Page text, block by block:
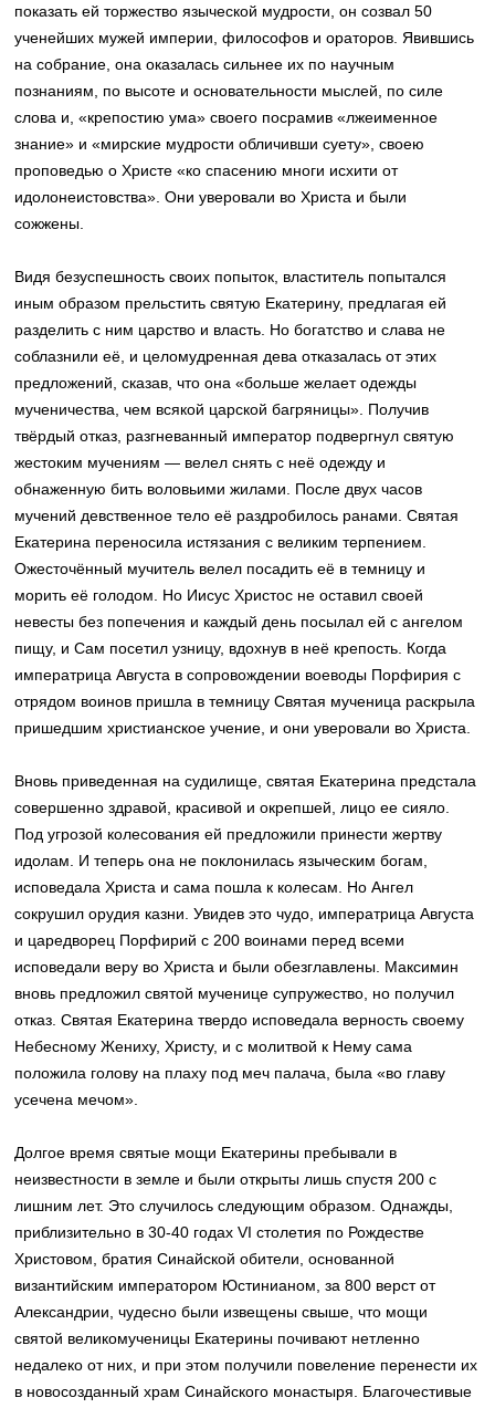
показать ей торжество языческой мудрости, он созвал 50
ученейших мужей империи, философов и ораторов. Явившись
на собрание, она оказалась сильнее их по научным
познаниям, по высоте и основательности мыслей, по силе
слова и, «крепостию ума» своего посрамив «лжеименное
знание» и «мирские мудрости обличивши суету», своею
проповедью о Христе «ко спасению многи исхити от
идолонеистовства». Они уверовали во Христа и были
сожжены.
Видя безуспешность своих попыток, властитель попытался
иным образом прельстить святую Екатерину, предлагая ей
разделить с ним царство и власть. Но богатство и слава не
соблазнили её, и целомудренная дева отказалась от этих
предложений, сказав, что она «больше желает одежды
мученичества, чем всякой царской багряницы». Получив
твёрдый отказ, разгневанный император подвергнул святую
жестоким мучениям — велел снять с неё одежду и
обнаженную бить воловьими жилами. После двух часов
мучений девственное тело её раздробилось ранами. Святая
Екатерина переносила истязания с великим терпением.
Ожесточённый мучитель велел посадить её в темницу и
морить её голодом. Но Иисус Христос не оставил своей
невесты без попечения и каждый день посылал ей с ангелом
пищу, и Сам посетил узницу, вдохнув в неё крепость. Когда
императрица Августа в сопровождении воеводы Порфирия с
отрядом воинов пришла в темницу Святая мученица раскрыла
пришедшим христианское учение, и они уверовали во Христа.
Вновь приведенная на судилище, святая Екатерина предстала
совершенно здравой, красивой и окрепшей, лицо ее сияло.
Под угрозой колесования ей предложили принести жертву
идолам. И теперь она не поклонилась языческим богам,
исповедала Христа и сама пошла к колесам. Но Ангел
сокрушил орудия казни. Увидев это чудо, императрица Августа
и царедворец Порфирий с 200 воинами перед всеми
исповедали веру во Христа и были обезглавлены. Максимин
вновь предложил святой мученице супружество, но получил
отказ. Святая Екатерина твердо исповедала верность своему
Небесному Жениху, Христу, и с молитвой к Нему сама
положила голову на плаху под меч палача, была «во главу
усечена мечом».
Долгое время святые мощи Екатерины пребывали в
неизвестности в земле и были открыты лишь спустя 200 с
лишним лет. Это случилось следующим образом. Однажды,
приблизительно в 30-40 годах VI столетия по Рождестве
Христовом, братия Синайской обители, основанной
византийским императором Юстинианом, за 800 верст от
Александрии, чудесно были извещены свыше, что мощи
святой великомученицы Екатерины почивают нетленно
недалеко от них, и при этом получили повеление перенести их
в новосозданный храм Синайского монастыря. Благочестивые